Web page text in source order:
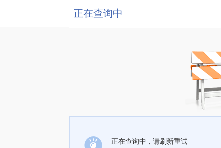
正在查询中
正在查询中，请刷新重试